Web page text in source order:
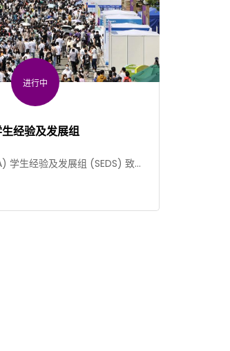
进行中
经验及发展组
学生经验及发展组 (SEDS) 致力